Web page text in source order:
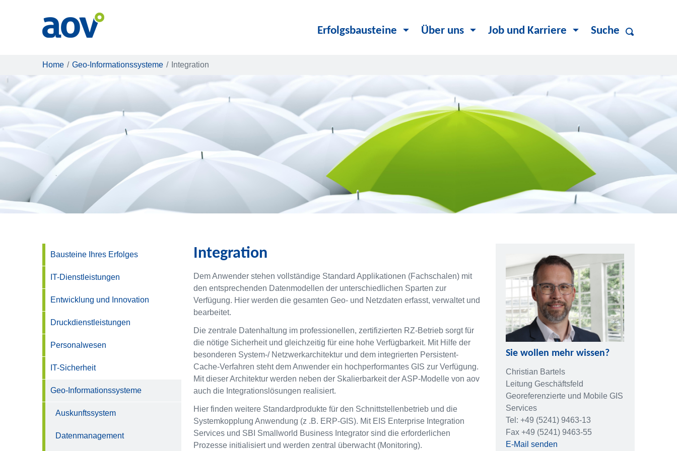
Erfolgsbausteine Über uns Job und Karriere Suche
Home Geo-Informationssysteme Integration
Bausteine Ihres Erfolges
IT-Dienstleistungen
Entwicklung und Innovation
Druckdienstleistungen
Personalwesen
IT-Sicherheit
Geo-Informationssysteme
Auskunftssystem
Datenmanagement
Integration
Dem Anwender stehen vollständige Standard Applikationen (Fachschalen) mit
den entsprechenden Datenmodellen der unterschiedlichen Sparten zur
Verfügung. Hier werden die gesamten Geo- und Netzdaten erfasst, verwaltet und
bearbeitet.
Die zentrale Datenhaltung im professionellen, zertifizierten RZ-Betrieb sorgt für
die nötige Sicherheit und gleichzeitig für eine hohe Verfügbarkeit. Mit Hilfe der
besonderen System-/ Netzwerkarchitektur und dem integrierten Persistent-
Cache-Verfahren steht dem Anwender ein hochperformantes GIS zur Verfügung.
Mit dieser Architektur werden neben der Skalierbarkeit der ASP-Modelle von aov
auch die Integrationslösungen realisiert.
Hier finden weitere Standardprodukte für den Schnittstellenbetrieb und die
Systemkopplung Anwendung (z .B. ERP-GIS). Mit EIS Enterprise Integration
Services und SBI Smallworld Business Integrator sind die erforderlichen
Prozesse initialisiert und werden zentral überwacht (Monitoring).
Sie wollen mehr wissen?
Christian Bartels
Leitung Geschäftsfeld
Georeferenzierte und Mobile GIS
Services
Tel: +49 (5241) 9463-13
Fax +49 (5241) 9463-55
E-Mail senden